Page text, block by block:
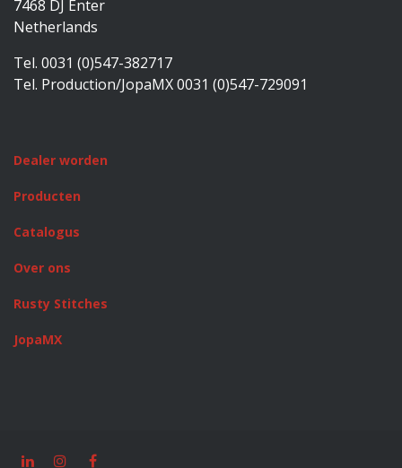
7468 DJ Enter
Netherlands
Tel. 0031 (0)547-382717
Tel. Production/JopaMX 0031 (0)547-729091
Dealer worden
Producten
Catalogus
Over ons
Rusty Stitches
JopaMX